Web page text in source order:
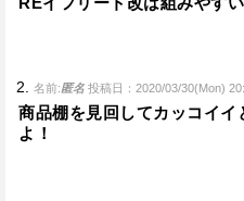
2. 名前:匿名 投稿日：2020/03/30(Mon)
商品棚を見回してカッコイ
よ！